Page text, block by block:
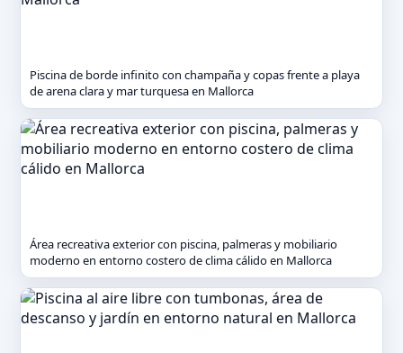
Piscina de borde infinito con champaña y copas frente a playa
de arena clara y mar turquesa en Mallorca
Área recreativa exterior con piscina, palmeras y mobiliario
moderno en entorno costero de clima cálido en Mallorca